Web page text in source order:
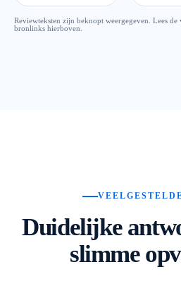
Reviewteksten zijn beknopt weergegeven. Lees
bronlinks hierboven.
Duidelijke
slimme